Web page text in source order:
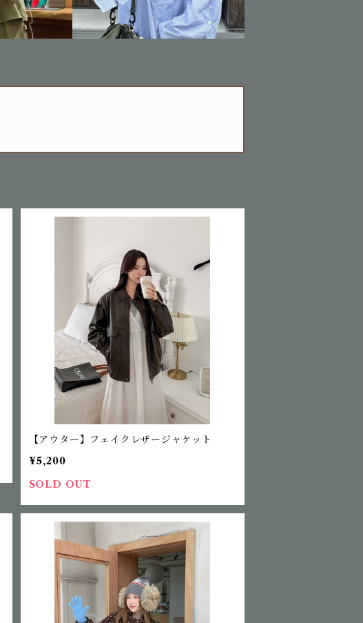
【アウター】フェイクレザージャケット
¥5,200
SOLD OUT